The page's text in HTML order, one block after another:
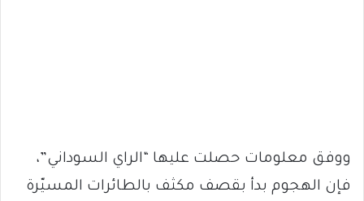
ووفق معلومات حصلت عليها “الراي السوداني”،
فإن الهجوم بدأ بقصف مكثف بالطائرات المسيّرة